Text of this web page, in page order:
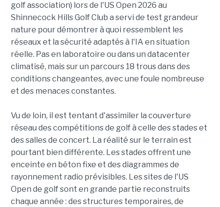
golf association) lors de l'US Open 2026 au
Shinnecock Hills Golf Club a servi de test grandeur
nature pour démontrer à quoi ressemblent les
réseaux et la sécurité adaptés à l'IA en situation
réelle. Pas en laboratoire ou dans un datacenter
climatisé, mais sur un parcours 18 trous dans des
conditions changeantes, avec une foule nombreuse
et des menaces constantes.
Vu de loin, il est tentant d'assimiler la couverture
réseau des compétitions de golf à celle des stades et
des salles de concert. La réalité sur le terrain est
pourtant bien différente. Les stades offrent une
enceinte en béton fixe et des diagrammes de
rayonnement radio prévisibles. Les sites de l'US
Open de golf sont en grande partie reconstruits
chaque année : des structures temporaires, de